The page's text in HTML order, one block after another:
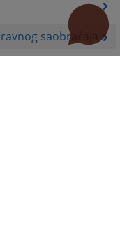
saobraćaja